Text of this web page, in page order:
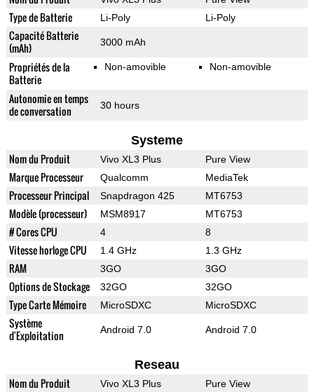
Type de Batterie Li-Poly Li-Poly
Capacité Batterie
(mAh)
3000 mAh
Propriétés de la
Batterie
Non-amovible Non-amovible
Autonomie en temps
de conversation
30 hours
Systeme
Nom du Produit Vivo XL3 Plus Pure View
Marque Processeur Qualcomm MediaTek
Processeur Principal Snapdragon 425 MT6753
Modèle (processeur) MSM8917 MT6753
# Cores CPU 4 8
Vitesse horloge CPU 1.4 GHz 1.3 GHz
RAM 3GO 3GO
Options de Stockage 32GO 32GO
Type Carte Mémoire MicroSDXC MicroSDXC
Système
d'Exploitation
Android 7.0 Android 7.0
Reseau
Nom du Produit Vivo XL3 Plus Pure View